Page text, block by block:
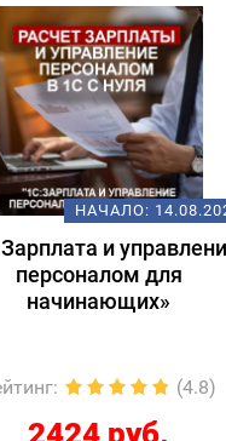
ХИТ!
НАЧАЛО:
Старт в 1С –
для начинающих
Рейтинг: